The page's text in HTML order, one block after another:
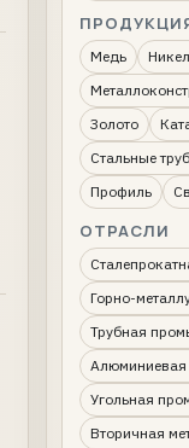
Медь
Золото
Стальные
Профиль
ОТРАСЛИ
Горно-
Трубная
Угольная
Вторичная